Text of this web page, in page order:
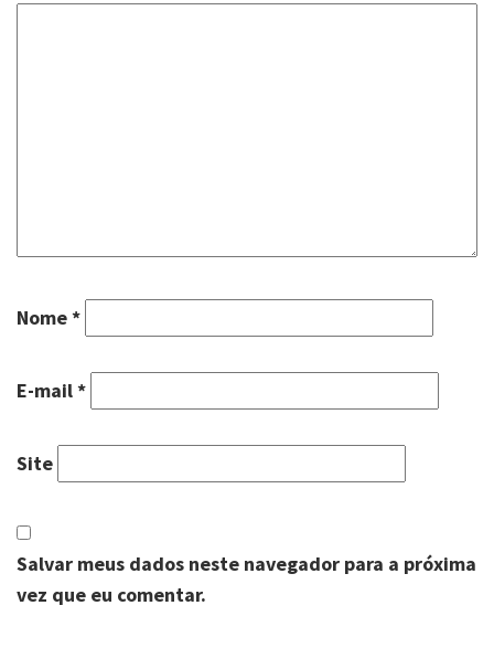
Nome*
E-mail*
Site
Salvar meus dados neste navegador para a próxima
vez que eu comentar.